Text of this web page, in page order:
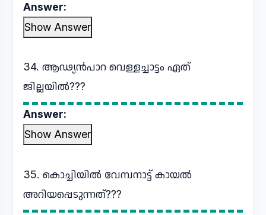
Answer:
Show Answer
34. ആഢ്യൻപാറ വെള്ളച്ചാട്ടം ഏത്
ജില്ലയിൽ???
Answer:
Show Answer
35. കൊച്ചിയിൽ വേമ്പനാട്ട് കായൽ
അറിയപ്പെടുന്നത്???